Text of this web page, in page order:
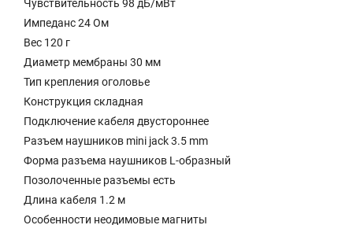
Чувствительность 98 дБ/мВт
Импеданс 24 Ом
Вес 120 г
Диаметр мембраны 30 мм
Тип крепления оголовье
Конструкция складная
Подключение кабеля двустороннее
Разъем наушников mini jack 3.5 mm
Форма разъема наушников L-образный
Позолоченные разъемы есть
Длина кабеля 1.2 м
Особенности неодимовые магниты